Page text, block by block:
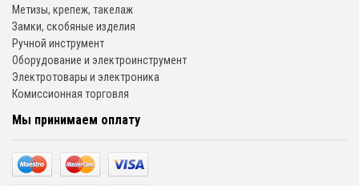
Метизы, крепеж, такелаж
Замки, скобяные изделия
Ручной инструмент
Оборудование и электроинструмент
Электротовары и электроника
Комиссионная торговля
Мы принимаем оплату